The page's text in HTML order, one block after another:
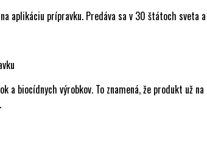
prípravku. Predáva sa v 30 štátoch sveta a
výrobkov. To znamená, že produkt už na